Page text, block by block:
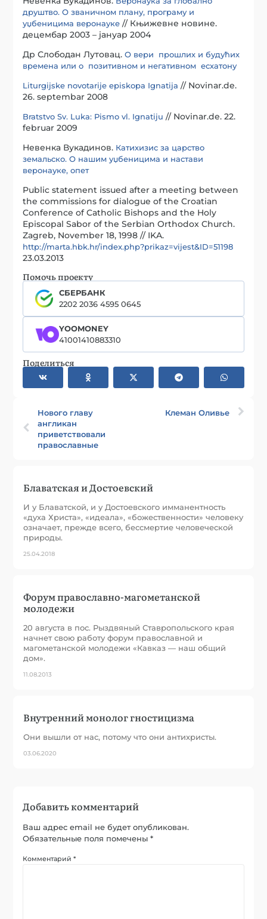
друштво. О званичном плану, програму и
уџбеницима веронауке // Књижевне новине.
децембар 2003 – јануар 2004
Др Слободан Лутовац.О вери прошлих и будућих
времена или о позитивном и негативном есхатону
Liturgijske novotarije episkopa Ignatija // Novinar.de.
26. septembar 2008
Bratstvo Sv. Luka: Pismo vl. Ignatiju // Novinar.de. 22.
februar 2009
Невенка Вукадинов. Катихизис за царство
земальско. О нашим уџбеницима и настави
веронауке, опет
Public statement issued after a meeting between
the commissions for dialogue of the Croatian
Conference of Catholic Bishops and the Holy
Episcopal Sabor of the Serbian Orthodox Church.
Zagreb, November 18, 1998 // IKA.
http://marta.hbk.hr/index.php?prikaz=vijest&ID=51198
23.03.2013
Помочь проекту
СБЕРБАНК
2202 2036 4595 0645
YOOMONEY
41001410883310
Поделиться
Нового главу
англикан
приветствовали
православные
Клеман Оливье
Блаватская и Достоевский
И у Блаватской, и у Достоевского имманентность
«духа Христа», «идеала», «божественности» человеку
означает, прежде всего, бессмертие человеческой
природы.
25.04.2018
Форум православно-магометанской
молодежи
20 августа в пос. Рыздвяный Ставропольского края
начнет свою работу форум православной и
магометанской молодежи «Кавказ — наш общий
дом».
11.08.2013
Внутренний монолог гностицизма
Они вышли от нас, потому что они антихристы.
03.06.2020
Добавить комментарий
Ваш адрес email не будет опубликован.
Обязательные поля помечены*
Комментарий*